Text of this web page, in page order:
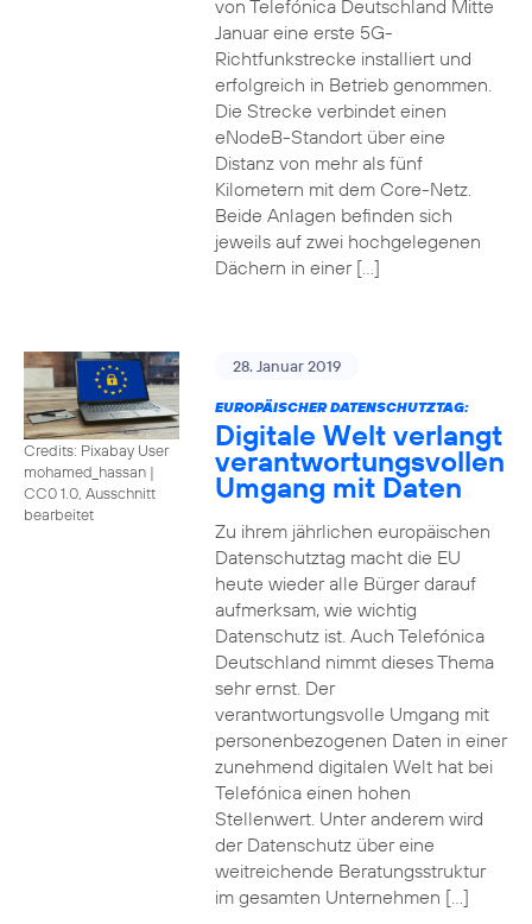
von Telefónica Deutschland Mitte
Januar eine erste 5G-
Richtfunkstrecke installiert und
erfolgreich in Betrieb genommen.
Die Strecke verbindet einen
eNodeB-Standort über eine
Distanz von mehr als fünf
Kilometern mit dem Core-Netz.
Beide Anlagen befinden sich
jeweils auf zwei hochgelegenen
Dächern in einer […]
Credits: Pixabay User
mohamed_hassan |
CC0 1.0, Ausschnitt
bearbeitet
28. Januar 2019
EUROPÄISCHER DATENSCHUTZTAG:
Digitale Welt verlangt
verantwortungsvollen
Umgang mit Daten
Zu ihrem jährlichen europäischen
Datenschutztag macht die EU
heute wieder alle Bürger darauf
aufmerksam, wie wichtig
Datenschutz ist. Auch Telefónica
Deutschland nimmt dieses Thema
sehr ernst. Der
verantwortungsvolle Umgang mit
personenbezogenen Daten in einer
zunehmend digitalen Welt hat bei
Telefónica einen hohen
Stellenwert. Unter anderem wird
der Datenschutz über eine
weitreichende Beratungsstruktur
im gesamten Unternehmen […]